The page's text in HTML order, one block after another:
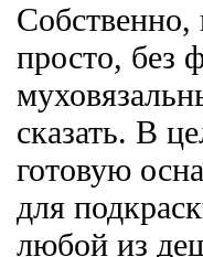
Собственно,
просто, без
сказать. В
готовую
для
любой из